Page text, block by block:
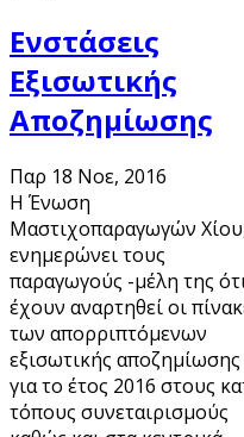
Ενστάσεις
Εξισωτικής
Αποζημίωσης
Παρ 18 Νοε, 2016
Η Ένωση
Μαστιχοπαραγωγών
ενημερώνει τους
παραγωγούς -μέλη της
έχουν αναρτηθεί οι
των απορριπτόμενων
εξισωτικής αποζημίωσης
για το έτος 2016 στους
τόπους συνεταιρισμούς